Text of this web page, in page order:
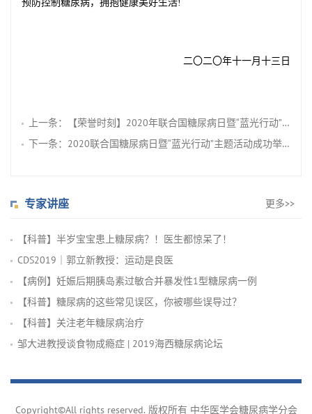
预防控制糖尿病，拥抱健康美好生活!
二〇二〇年十一月十三日
上一条：
【荣誉时刻】2020年联合国糖尿病日暨“蓝光行动”主题活动评选
下一条： 2020联合国糖尿病日暨“蓝光行动”主题活动成功举办
专家讲座 更多>>
【科普】半岁宝宝患上糖尿病？！医生都惊呆了！
CDS2019｜郭立新教授：运动是良医
【病例】妊娠后期胰岛素过敏合并暴发性1型糖尿病一例
【科普】糖尿病的这些常见误区，你被哪些误导过？
【科普】关注老年糖尿病治疗
邹大进教授谈食物成瘾症 | 2019海西糖尿病论坛
Copyright©All rights reserved. 版权所有 中华医学会糖尿病学分会